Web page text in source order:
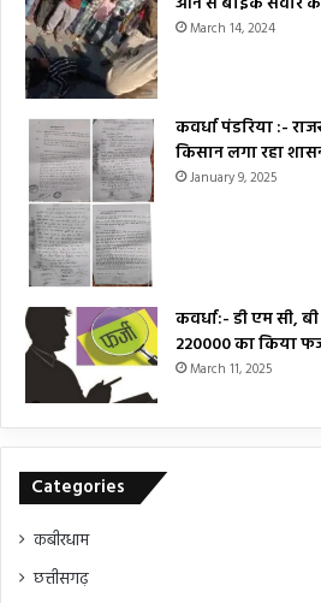
March 14, 2024
कवर्धा पंडरिया :-
किसान लगा रहा
January 9, 2025
कवर्धा:- डी एम सी,
₹220000 का किया
March 11, 2025
Categories
कबीरधाम
छत्तीसगढ़